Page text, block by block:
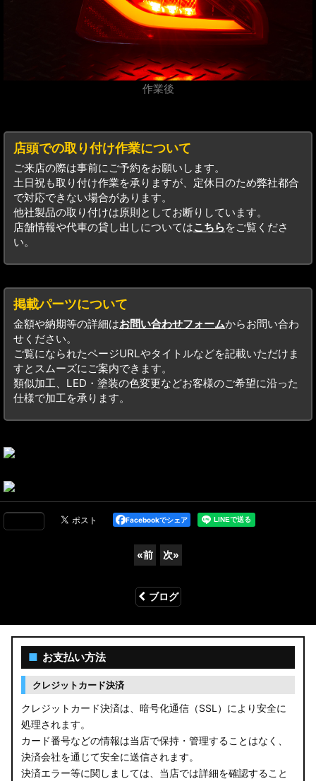
作業後
店頭での取り付け作業について
ご来店の際は事前にご予約をお願いします。
土日祝も取り付け作業を承りますが、定休日のため弊社都合
で対応できない場合があります。
他社製品の取り付けは原則としてお断りしています。
店舗情報や代車の貸し出しについてはこちらをご覧くださ
い。
掲載パーツについて
金額や納期等の詳細はお問い合わせフォームからお問い合わ
せください。
ご覧になられたページURLやタイトルなどを記載いただけま
すとスムーズにご案内できます。
類似加工、LED・塗装の色変更などお客様のご希望に沿った
仕様で加工を承ります。
Facebookでシェア
«前 次»
ブログ
■ お支払い方法
クレジットカード決済
クレジットカード決済は、暗号化通信（SSL）により安全に
処理されます。
カード番号などの情報は当店で保持・管理することはなく、
決済会社を通じて安全に送信されます。
決済エラー等に関しましては、当店では詳細を確認すること